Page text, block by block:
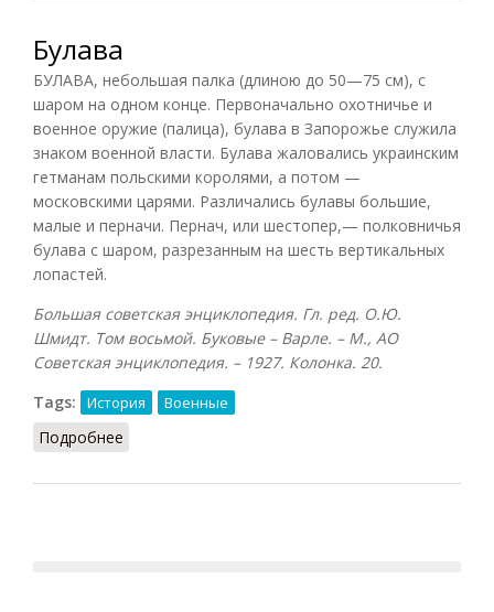
Булава
БУЛАВА, небольшая палка (длиною до 50—75 см), с
шаром на одном конце. Первоначально охотничье и
военное оружие (палица), булава в Запорожье служила
знаком военной власти. Булава жаловались украинским
гетманам польскими королями, а потом —
московскими царями. Различались булавы большие,
малые и перначи. Пернач, или шестопер,— полковничья
булава с шаром, разрезанным на шесть вертикальных
лопастей.
Большая советская энциклопедия. Гл. ред. О.Ю.
Шмидт. Том восьмой. Буковые – Варле. – М., АО
Советская энциклопедия. – 1927. Колонка. 20.
Tags:
История Военные
Подробнее